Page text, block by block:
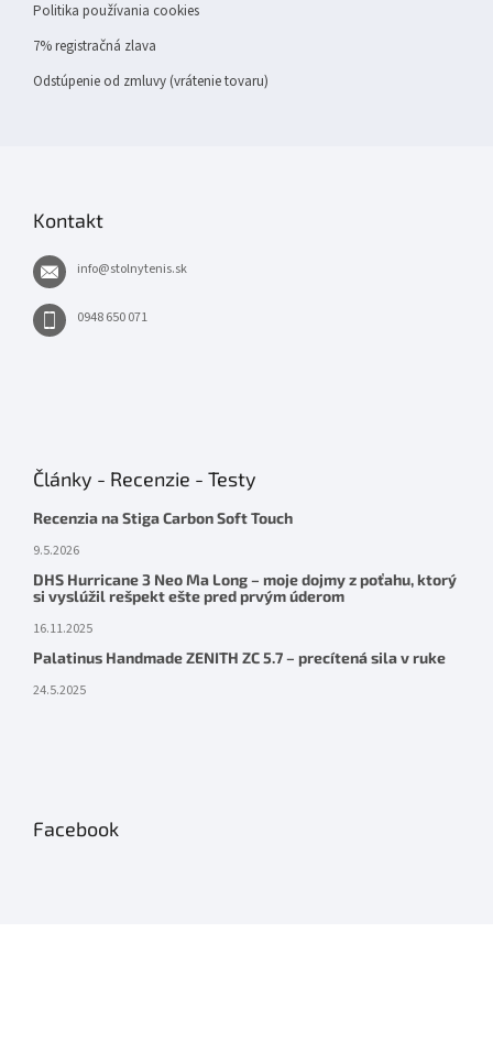
Politika používania cookies
7% registračná zlava
Odstúpenie od zmluvy (vrátenie tovaru)
Kontakt
info@stolnytenis.sk
0948 650 071
Články - Recenzie - Testy
Recenzia na Stiga Carbon Soft Touch
9.5.2026
DHS Hurricane 3 Neo Ma Long – moje dojmy z poťahu, ktorý
si vyslúžil rešpekt ešte pred prvým úderom
16.11.2025
Palatinus Handmade ZENITH ZC 5.7 – precítená sila v ruke
24.5.2025
Facebook